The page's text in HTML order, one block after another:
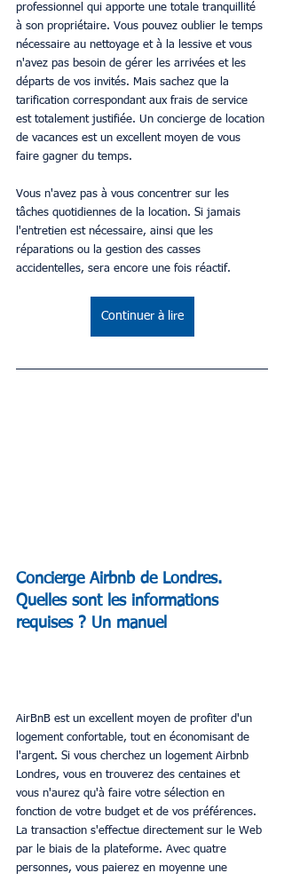
professionnel qui apporte une totale tranquillité
à son propriétaire. Vous pouvez oublier le temps
nécessaire au nettoyage et à la lessive et vous
n'avez pas besoin de gérer les arrivées et les
départs de vos invités. Mais sachez que la
tarification correspondant aux frais de service
est totalement justifiée. Un concierge de location
de vacances est un excellent moyen de vous
faire gagner du temps.
Vous n'avez pas à vous concentrer sur les
tâches quotidiennes de la location. Si jamais
l'entretien est nécessaire, ainsi que les
réparations ou la gestion des casses
accidentelles, sera encore une fois réactif.
Continuer à lire
Concierge Airbnb de Londres.
Quelles sont les informations
requises ? Un manuel
AirBnB est un excellent moyen de profiter d'un
logement confortable, tout en économisant de
l'argent. Si vous cherchez un logement Airbnb
Londres, vous en trouverez des centaines et
vous n'aurez qu'à faire votre sélection en
fonction de votre budget et de vos préférences.
La transaction s'effectue directement sur le Web
par le biais de la plateforme. Avec quatre
personnes, vous paierez en moyenne une